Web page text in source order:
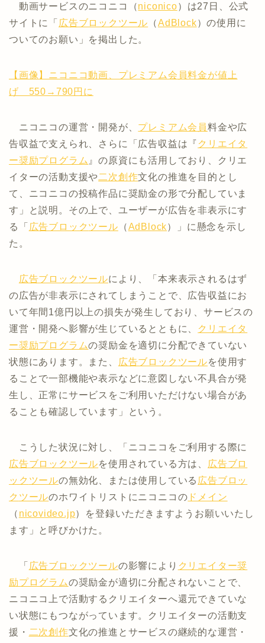
動画サービスのニコニコ（niconico）は27日、公式
サイトに「 広告ブロック ツール （AdBlock）の使用に
ついてのお願い」を掲出した。
【画像】ニコニコ動画、プレミアム会員料金が値上
げ 550→790円に
ニコニコの運営・開発が、 プレミアム会員料金や広
告収益で支えられ、さらに「広告収益は『 クリエイタ
ー奨励プログラム 』の原資にも活用しており、クリエ
イターの活動支援や二次創作文化の推進を目的とし
て、ニコニコの投稿作品に奨励金の形で分配していま
す」と説明。その上で、ユーザーが広告を非表示にす
る「 広告ブロック ツール （AdBlock）」に懸念を示し
た。
広告ブロック ツールにより、「本来表示されるはず
の広告が非表示にされてしまうことで、広告収益にお
いて年間1億円以上の損失が発生しており、サービスの
運営・開発へ影響が生じているとともに、
クリエイタ
ー奨励プログラムの奨励金を適切に分配できていない
状態にあります。また、
広告ブロック ツールを使用す
ることで一部機能や表示などに意図しない不具合が発
生し、正常にサービスをご利用いただけない場合があ
ることも確認しています」という。
こうした状況に対し、「ニコニコをご利用する際に
広告ブロック ツールを使用されている方は、
広告ブロ
ック ツールの無効化、または使用している 広告ブロッ
ク ツールのホワイトリストにニコニコの ドメイン
（ nicovideo.jp）を登録いただきますようお願いいたし
ます」と呼びかけた。
「 広告ブロック ツールの影響により クリエイター奨
励プログラムの奨励金が適切に分配されないことで、
ニコニコ上で活動するクリエイターへ還元できていな
い状態にもつながっています。クリエイターの活動支
援・ 二次創作文化の推進とサービスの継続的な運営・